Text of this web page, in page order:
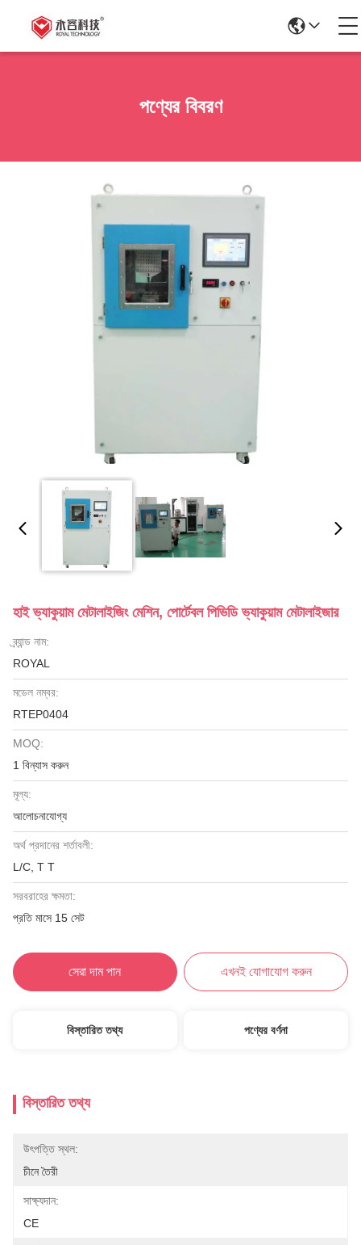
পণ্যের বিবরণ
হাই ভ্যাকুয়াম মেটালাইজিং মেশিন, পোর্টেবল পিভিডি ভ্যাকুয়াম মেটালাইজার
ব্র্যান্ড নাম:
ROYAL
মডেল নম্বর:
RTEP0404
MOQ:
1 বিন্যাস করুন
মূল্য:
আলোচনাযোগ্য
অর্থ প্রদানের শর্তাবলী:
L/C, T T
সরবরাহের ক্ষমতা:
প্রতি মাসে 15 সেট
সেরা দাম পান এখনই যোগাযোগ করুন
বিস্তারিত তথ্য পণ্যের বর্ণনা
বিস্তারিত তথ্য
উৎপত্তি স্থল:
চীনে তৈরী
সাক্ষ্যদান:
CE